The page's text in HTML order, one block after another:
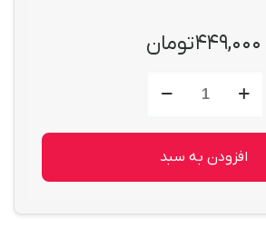
۴۴۹,۰۰۰تومان
مایع
(Pizoval)
حجم
میل
افزودن به سبد